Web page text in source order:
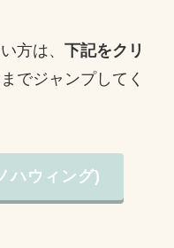
方は、 下記をクリ
でジャンプしてく
ハウィング)